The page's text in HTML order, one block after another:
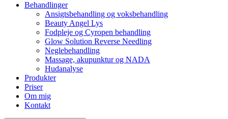
Behandlinger
Ansigtsbehandling og voksbehandling
Beauty Angel Lys
Fodpleje og Cyropen behandling
Glow Solution Reverse Needling
Neglebehandling
Massage, akupunktur og NADA
Hudanalyse
Produkter
Priser
Om mig
Kontakt